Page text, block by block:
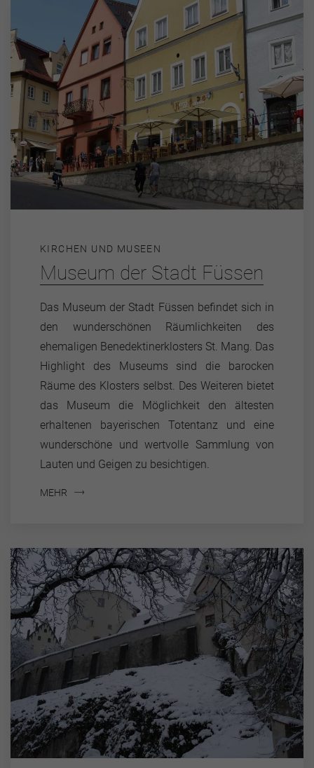
KIRCHEN UND MUSEEN
Museum der Stadt Füssen
Das Museum der Stadt Füssen befindet sich in
den wunderschönen Räumlichkeiten des
ehemaligen Benedektinerklosters St. Mang. Das
Highlight des Museums sind die barocken
Räume des Klosters selbst. Des Weiteren bietet
das Museum die Möglichkeit den ältesten
erhaltenen bayerischen Totentanz und eine
wunderschöne und wertvolle Sammlung von
Lauten und Geigen zu besichtigen.
MEHR